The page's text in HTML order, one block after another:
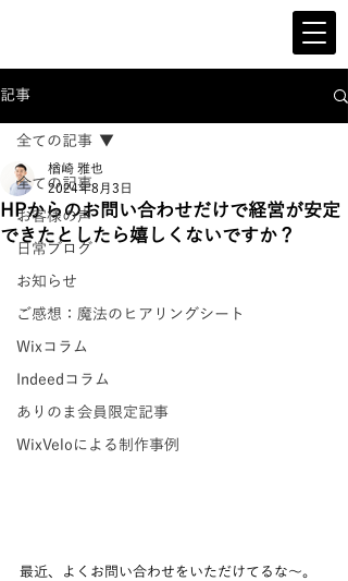
記事
全ての記事
お客様の声
日常ブログ
お知らせ
ご感想：魔法のヒアリングシート
Wixコラム
Indeedコラム
ありのま会員限定記事
WixVeloによる制作事例
全ての記事
HPからのお問い合わせだけで経営が安定
できたとしたら嬉しくないですか？
楢崎 雅也
2024年8月3日
最近、よくお問い合わせをいただけてるな～。